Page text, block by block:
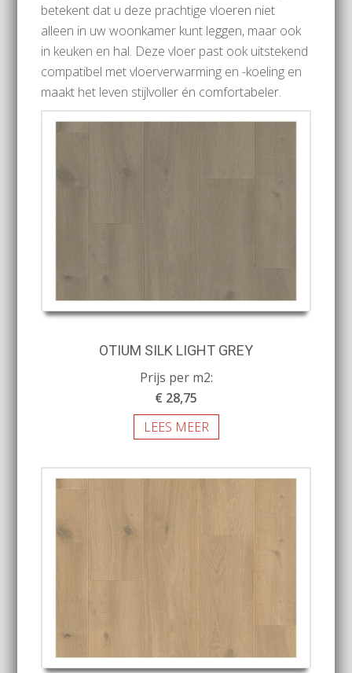
betekent dat u deze prachtige vloeren niet
alleen in uw woonkamer kunt leggen, maar ook
in keuken en hal. Deze vloer past ook uitstekend
compatibel met vloerverwarming en -koeling en
maakt het leven stijlvoller én comfortabeler.
OTIUM SILK LIGHT GREY
Prijs per m2:
€ 28,75
LEES MEER